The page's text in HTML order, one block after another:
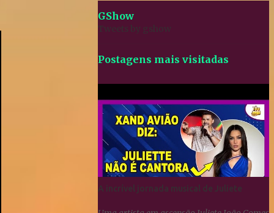
GShow
Tweets by gshow
Postagens mais visitadas
A incrível jornada musical de Juliete